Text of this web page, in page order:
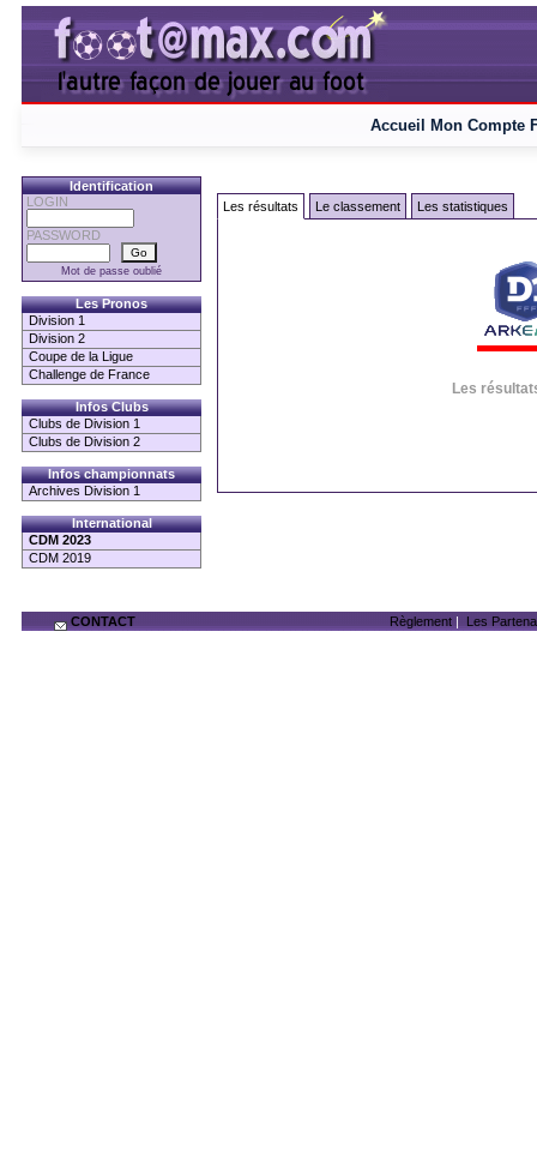
Accueil Mon Compte
Identification
LOGIN
PASSWORD
Mot de passe oublié
Les Pronos
Division 1
Division 2
Coupe de la Ligue
Challenge de France
Infos Clubs
Clubs de Division 1
Clubs de Division 2
Infos championnats
Archives Division 1
International
CDM 2023
CDM 2019
Les résultats Le classement Les statistiques
Les
CONTACT Règlement| Les